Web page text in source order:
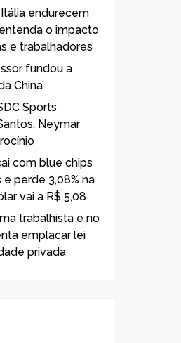
endurecem
o impacto
e trabalhadores
fundou a
China’
Sports
Neymar
com blue chips
perde 3,08% na
vai a R$ 5,08
trabalhista e no
emplacar lei
privada